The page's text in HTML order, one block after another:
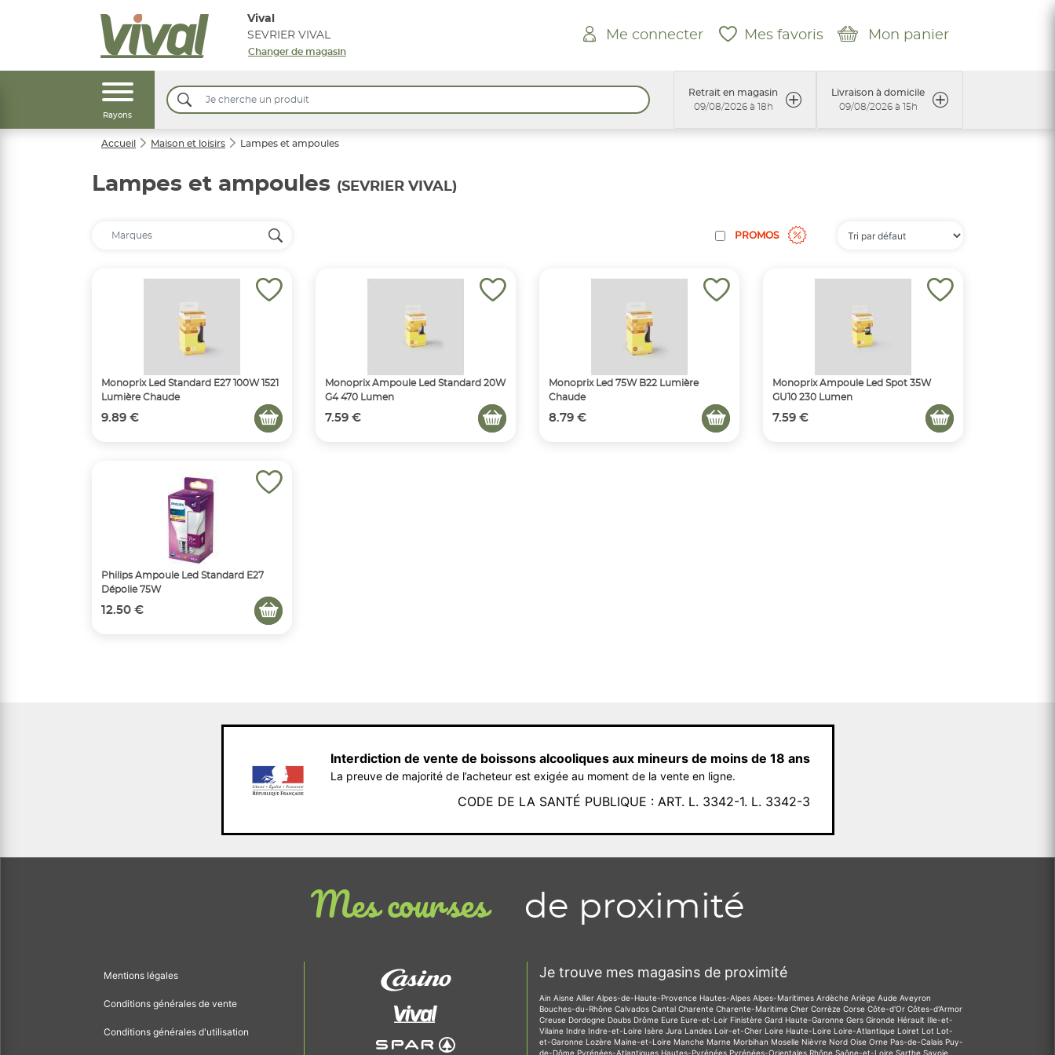
Vival
SEVRIER VIVAL
Changer de magasin
Me connecter Mes favoris Mon panier
Rayons
Retrait en magasin
09/08/2026 à 18h
Livraison à domicile
09/08/2026 à 15h
Accueil Maison et loisirs Lampes et ampoules
Lampes et ampoules (SEVRIER VIVAL)
PROMOS
Monoprix Led Standard E27 100W 1521
Lumière Chaude
9.89 €
Monoprix Ampoule Led Standard 20W
G4 470 Lumen
7.59 €
Monoprix Led 75W B22 Lumière
Chaude
8.79 €
Monoprix Ampoule Led Spot 35W
GU10 230 Lumen
7.59 €
Philips Ampoule Led Standard E27
Dépolie 75W
12.50 €
Interdiction de vente de boissons alcooliques aux mineurs de moins de 18 ans
La preuve de majorité de l’acheteur est exigée au moment de la vente en ligne.
CODE DE LA SANTÉ PUBLIQUE : ART. L. 3342-1. L. 3342-3
Mes courses de proximité
Mentions légales
Conditions générales de vente
Conditions générales d'utilisation
Je trouve mes magasins de proximité
Ain Aisne Allier Alpes-de-Haute-Provence Hautes-Alpes Alpes-Maritimes Ardèche Ariège Aude Aveyron
Bouches-du-Rhône Calvados Cantal Charente Charente-Maritime Cher Corrèze Corse Côte-d'Or Côtes-d'Armor
Creuse Dordogne Doubs Drôme Eure Eure-et-Loir Finistère Gard Haute-Garonne Gers Gironde Hérault Ille-et-
Vilaine Indre Indre-et-Loire Isère Jura Landes Loir-et-Cher Loire Haute-Loire Loire-Atlantique Loiret Lot Lot-
et-Garonne Lozère Maine-et-Loire Manche Marne Morbihan Moselle Nièvre Nord Oise Orne Pas-de-Calais Puy-
de-Dôme Pyrénées-Atlantiques Hautes-Pyrénées Pyrénées-Orientales Rhône Saône-et-Loire Sarthe Savoie